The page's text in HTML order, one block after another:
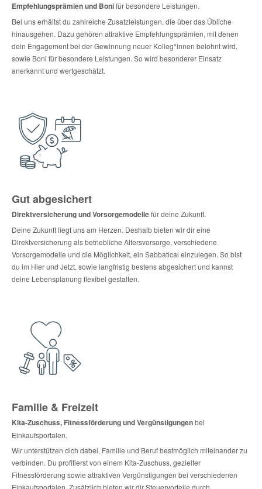
Empfehlungsprämien und Bonifür besondere Leistungen.
Bei uns erhältst du zahlreiche Zusatzleistungen, die über das Übliche
hinausgehen. Dazu gehören attraktive Empfehlungsprämien, mit denen
dein Engagement bei der Gewinnung neuer Kolleg*innen belohnt wird,
sowie Boni für besondere Leistungen. So wird besonderer Einsatz
anerkannt und wertgeschätzt.
Gut abgesichert
Direktversicherung und Vorsorgemodellefür deine Zukunft.
Deine Zukunft liegt uns am Herzen. Deshalb bieten wir dir eine
Direktversicherung als betriebliche Altersvorsorge, verschiedene
Vorsorgemodelle und die Möglichkeit, ein Sabbatical einzulegen. So bist
du im Hier und Jetzt, sowie langfristig bestens abgesichert und kannst
deine Lebensplanung flexibel gestalten.
Familie & Freizeit
Kita-Zuschuss, Fitnessförderung und Vergünstigungenbei
Einkaufsportalen.
Wir unterstützen dich dabei, Familie und Beruf bestmöglich miteinander zu
verbinden. Du profitierst von einem Kita-Zuschuss, gezielter
Fitnessförderung sowie attraktiven Vergünstigungen bei verschiedenen
Einkaufsportalen. Zusätzlich bieten wir dir Steuervorteile durch